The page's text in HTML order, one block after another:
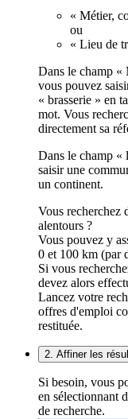
« Métier,
ou
« Lieu de
Dans le champ «
vous pouvez
« brasserie » en
mot. Vous
directement sa
Dans le champ «
saisir une
un continent.
Vous recherchez
alentours ?
Vous pouvez y
0 et 100 km (par
Si vous
devez alors
Lancez votre
offres d'emploi
restituée.
2. Affiner les
Si besoin, vous
en sélectionnant
de recherche.